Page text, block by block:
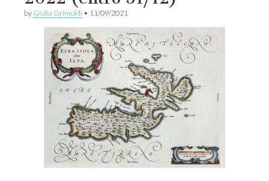
by Giulia Grimoldi • 11/09/2021